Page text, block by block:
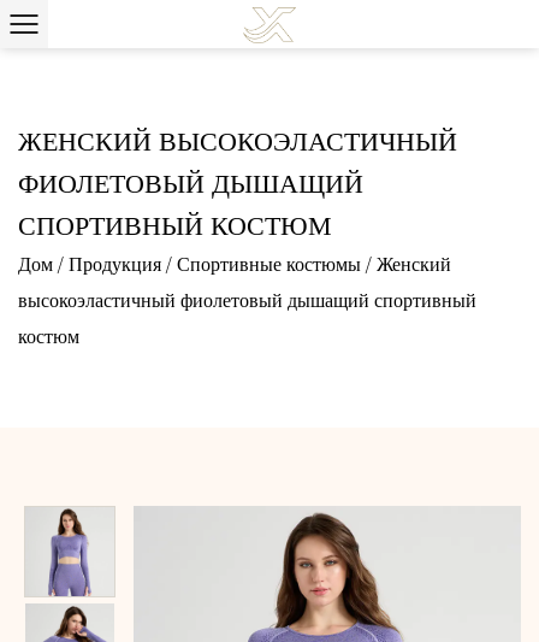
ЖЕНСКИЙ ВЫСОКОЭЛАСТИЧНЫЙ
ФИОЛЕТОВЫЙ ДЫШАЩИЙ
СПОРТИВНЫЙ КОСТЮМ
Дом / Продукция / Спортивные костюмы / Женский
высокоэластичный фиолетовый дышащий спортивный
костюм